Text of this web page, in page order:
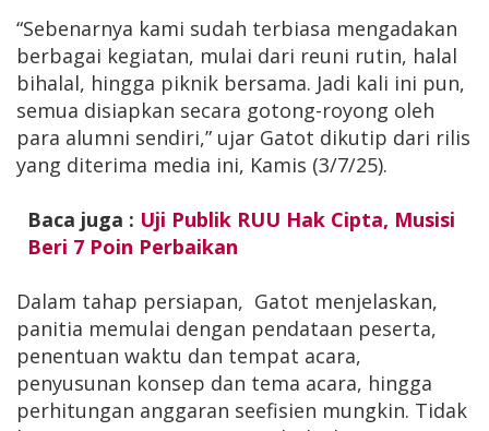
“Sebenarnya kami sudah terbiasa mengadakan
berbagai kegiatan, mulai dari reuni rutin, halal
bihalal, hingga piknik bersama. Jadi kali ini pun,
semua disiapkan secara gotong-royong oleh
para alumni sendiri,” ujar Gatot dikutip dari rilis
yang diterima media ini, Kamis (3/7/25).
Baca juga : Uji Publik RUU Hak Cipta, Musisi
Beri 7 Poin Perbaikan
Dalam tahap persiapan, Gatot menjelaskan,
panitia memulai dengan pendataan peserta,
penentuan waktu dan tempat acara,
penyusunan konsep dan tema acara, hingga
perhitungan anggaran seefisien mungkin. Tidak